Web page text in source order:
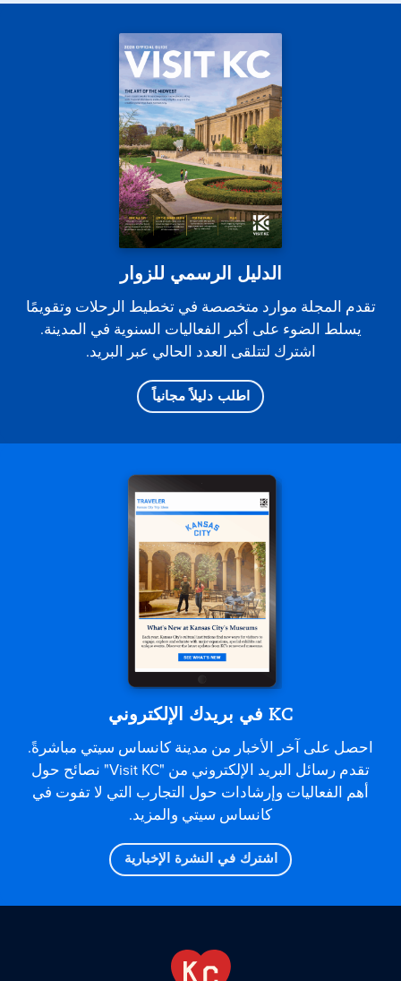
الدليل الرسمي للزوار
تقدم المجلة موارد متخصصة في تخطيط الرحلات وتقويمًا
يسلط الضوء على أكبر الفعاليات السنوية في المدينة.
اشترك لتتلقى العدد الحالي عبر البريد.
اطلب دليلاً مجانياً
KC في بريدك الإلكتروني
احصل على آخر الأخبار من مدينة كانساس سيتي مباشرةً.
تقدم رسائل البريد الإلكتروني من "Visit KC" نصائح حول
أهم الفعاليات وإرشادات حول التجارب التي لا تفوت في
كانساس سيتي والمزيد.
اشترك في النشرة الإخبارية